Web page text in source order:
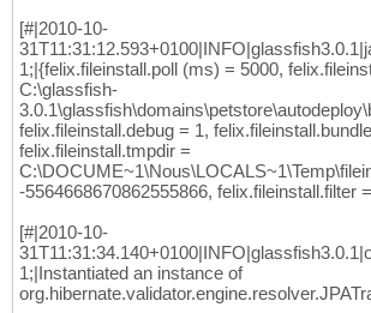
[#|2010-10-
1;|{felix.fileinstall.poll (ms) = 5000,
C:\glassfish-
felix.fileinstall.debug = 1,
felix.fileinstall.tmpdir =
-5564668670862555866, felix.fileinstall.filter
[#|2010-10-
1;|Instantiated an instance of